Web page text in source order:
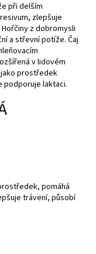
při delším
zlepšuje
z dobromysli
a střevní potíže. Čaj
v lidovém
prostředek
podporuje laktaci.
pomáhá
trávení, působí